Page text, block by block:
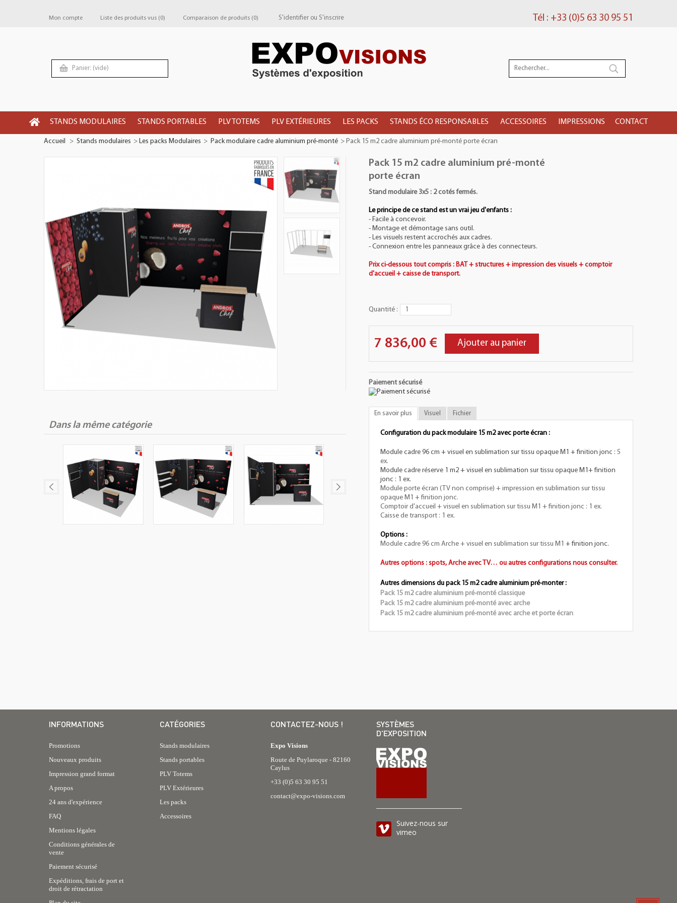
Mon compte Liste des produits vus (0) Comparaison de produits (0) S'identifier ou S'inscrire Tél : +33 (0)5 63 30 95 51
Panier: (vide)
STANDS MODULAIRES STANDS PORTABLES PLV TOTEMS PLV EXTÉRIEURES LES PACKS STANDS ÉCO RESPONSABLES ACCESSOIRES IMPRESSIONS CONTACT
Accueil > Stands modulaires > Les packs Modulaires > Pack modulaire cadre aluminium pré-monté > Pack 15 m2 cadre aluminium pré-monté porte écran
Dans la même catégorie
Pack 15 m2 cadre aluminium pré-monté
porte écran
Stand modulaire 3x5 : 2 cotés fermés.
Le principe de ce stand est un vrai jeu d'enfants :
- Facile à concevoir.
- Montage et démontage sans outil.
- Les visuels restent accrochés aux cadres.
- Connexion entre les panneaux grâce à des connecteurs.
Prix ci-dessous tout compris : BAT + structures + impression des visuels + comptoir
d'accueil + caisse de transport.
Quantité :
7 836,00 € Ajouter au panier
Paiement sécurisé
En savoir plus Visuel Fichier
Configuration du pack modulaire 15 m2 avec porte écran :
Module cadre 96 cm + visuel en sublimation sur tissu opaque M1 + finition jonc : 5
ex.
Module cadre réserve 1 m2 + visuel en sublimation sur tissu opaque M1+ finition
jonc : 1 ex.
Module porte écran (TV non comprise) + impression en sublimation sur tissu
opaque M1 + finition jonc.
Comptoir d'accueil + visuel en sublimation sur tissu M1 + finition jonc : 1 ex.
Caisse de transport : 1 ex.
Options :
Module cadre 96 cm Arche + visuel en sublimation sur tissu M1 + finition jonc.
Autres options : spots, Arche avec TV… ou autres configurations nous consulter.
Autres dimensions du pack 15 m2 cadre aluminium pré-monter :
Pack 15 m2 cadre aluminium pré-monté classique
Pack 15 m2 cadre aluminium pré-monté avec arche
Pack 15 m2 cadre aluminium pré-monté avec arche et porte écran
INFORMATIONS
Promotions
Nouveaux produits
Impression grand format
A propos
24 ans d'expérience
FAQ
Mentions légales
Conditions générales de
vente
Paiement sécurisé
Expéditions, frais de port et
droit de rétractation
CATÉGORIES
Stands modulaires
Stands portables
PLV Totems
PLV Extérieures
Les packs
Accessoires
CONTACTEZ-NOUS !
Expo Visions
Route de Puylaroque - 82160
Caylus
+33 (0)5 63 30 95 51
contact@expo-visions.com
SYSTÈMES
D'EXPOSITION
Suivez-nous sur
vimeo